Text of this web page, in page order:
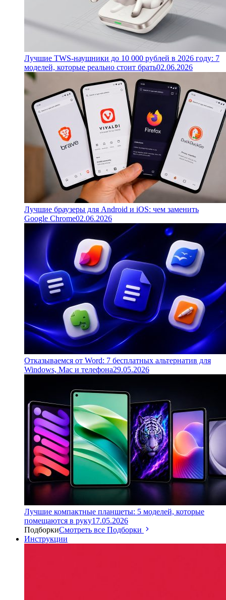
Лучшие TWS-наушники до 10 000 рублей в 2026 году: 7
моделей, которые реально стоит брать02.06.2026
Лучшие браузеры для Android и iOS: чем заменить
Google Chrome02.06.2026
Отказываемся от Word: 7 бесплатных альтернатив для
Windows, Mac и телефона29.05.2026
Лучшие компактные планшеты: 5 моделей, которые
помещаются в руку17.05.2026
ПодборкиСмотреть все Подборки
Инструкции